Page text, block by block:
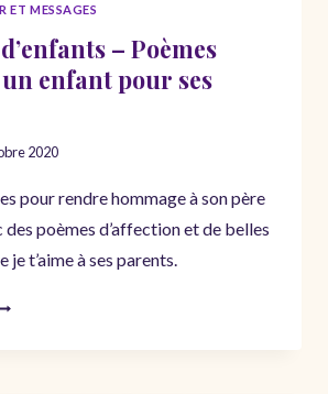
ET MESSAGES
– Poèmes
enfant pour ses
2020
pour rendre hommage à son père
des poèmes d’affection et de belles
t’aime à ses parents.